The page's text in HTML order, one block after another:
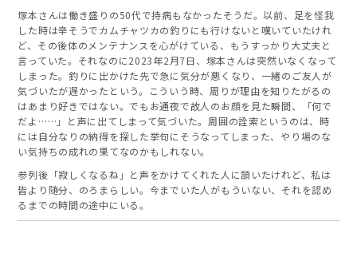
塚本さんは働き盛りの50代で持病もなかったそうだ。以前、足を怪我
した時は辛そうでカムチャツカの釣りにも行けないと嘆いていたけれ
ど、その後体のメンテナンスを心がけている、もうすっかり大丈夫と
言っていた。それなのに2023年2月7日、塚本さんは突然いなくなって
しまった。釣りに出かけた先で急に気分が悪くなり、一緒のご友人が
気づいたが遅かったという。こういう時、周りが理由を知りたがるの
はあまり好きではない。でもお通夜で故人のお顔を見た瞬間、「何で
だよ……」と声に出てしまって気づいた。周囲の詮索というのは、時
には自分なりの納得を探した挙句にそうなってしまった、やり場のな
い気持ちの成れの果てなのかもしれない。
参列後「寂しくなるね」と声をかけてくれた人に頷いたけれど、私は
皆より随分、のろまらしい。今までいた人がもういない、それを認め
るまでの時間の途中にいる。